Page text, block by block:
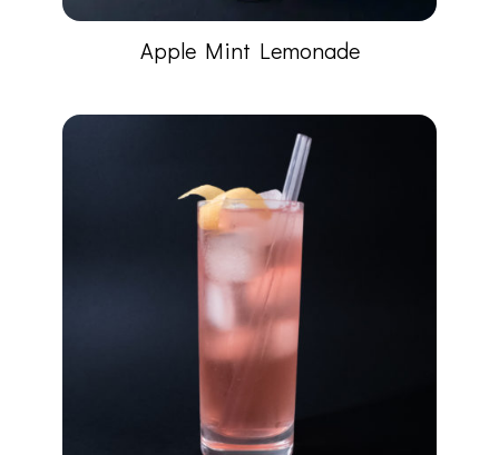
Apple Mint Lemonade